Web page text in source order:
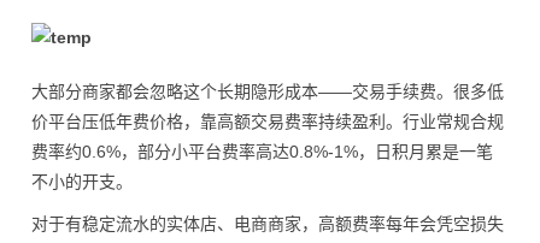
大部分商家都会忽略这个长期隐形成本——交易手续费。很多低
价平台压低年费价格，靠高额交易费率持续盈利。行业常规合规
费率约0.6%，部分小平台费率高达0.8%-1%，日积月累是一笔
不小的开支。
对于有稳定流水的实体店、电商商家，高额费率每年会凭空损失